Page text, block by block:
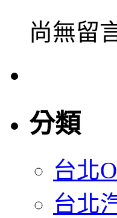
尚無留
分類
台北
台北